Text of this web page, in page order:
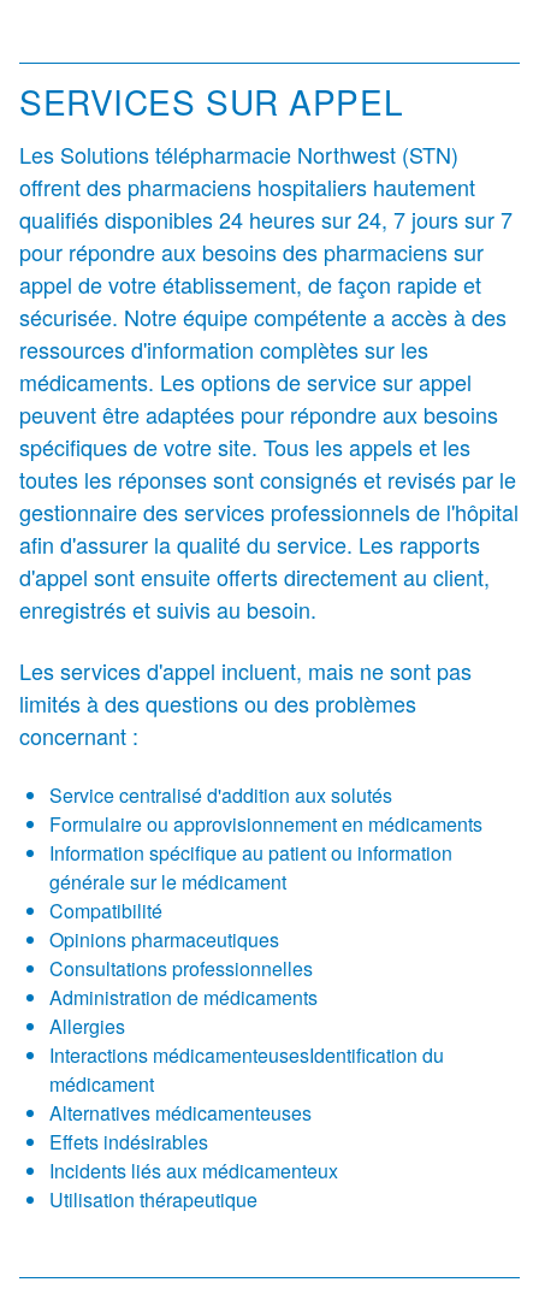
SERVICES SUR APPEL
Les Solutions télépharmacie Northwest (STN)
offrent des pharmaciens hospitaliers hautement
qualifiés disponibles 24 heures sur 24, 7 jours sur 7
pour répondre aux besoins des pharmaciens sur
appel de votre établissement, de façon rapide et
sécurisée. Notre équipe compétente a accès à des
ressources d'information complètes sur les
médicaments. Les options de service sur appel
peuvent être adaptées pour répondre aux besoins
spécifiques de votre site. Tous les appels et les
toutes les réponses sont consignés et revisés par le
gestionnaire des services professionnels de l'hôpital
afin d'assurer la qualité du service. Les rapports
d'appel sont ensuite offerts directement au client,
enregistrés et suivis au besoin.
Les services d'appel incluent, mais ne sont pas
limités à des questions ou des problèmes
concernant :
Service centralisé d'addition aux solutés
Formulaire ou approvisionnement en médicaments
Information spécifique au patient ou information
générale sur le médicament
Compatibilité
Opinions pharmaceutiques
Consultations professionnelles
Administration de médicaments
Allergies
Interactions médicamenteusesIdentification du
médicament
Alternatives médicamenteuses
Effets indésirables
Incidents liés aux médicamenteux
Utilisation thérapeutique